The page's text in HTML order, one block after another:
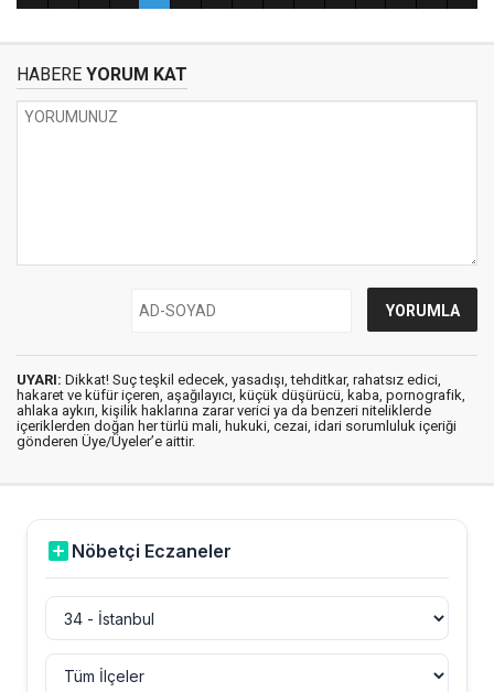
HABERE YORUM KAT
UYARI: Dikkat! Suç teşkil edecek, yasadışı, tehditkar, rahatsız edici,
hakaret ve küfür içeren, aşağılayıcı, küçük düşürücü, kaba, pornografik,
ahlaka aykırı, kişilik haklarına zarar verici ya da benzeri niteliklerde
içeriklerden doğan her türlü mali, hukuki, cezai, idari sorumluluk içeriği
gönderen Üye/Üyeler’e aittir.